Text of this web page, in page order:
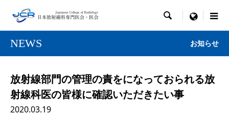
 menu
NEWS お知らせ
放射線部門の管理の責をになっておられる放
射線科医の皆様に確認いただきたい事
2020.03.19